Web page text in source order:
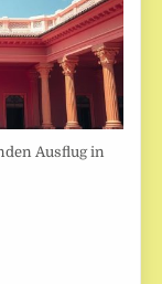
Ausflug in